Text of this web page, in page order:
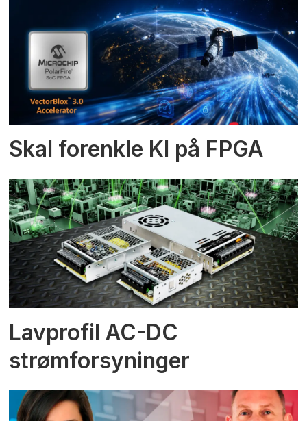
Skal forenkle KI på FPGA
Lavprofil AC-DC
strømforsyninger